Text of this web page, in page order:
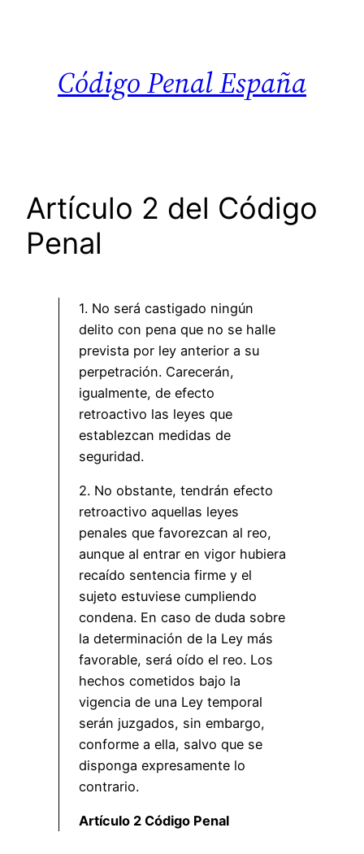
Código Penal España
Artículo 2 del Código
Penal
1. No será castigado ningún
delito con pena que no se halle
prevista por ley anterior a su
perpetración. Carecerán,
igualmente, de efecto
retroactivo las leyes que
establezcan medidas de
seguridad.
2. No obstante, tendrán efecto
retroactivo aquellas leyes
penales que favorezcan al reo,
aunque al entrar en vigor hubiera
recaído sentencia firme y el
sujeto estuviese cumpliendo
condena. En caso de duda sobre
la determinación de la Ley más
favorable, será oído el reo. Los
hechos cometidos bajo la
vigencia de una Ley temporal
serán juzgados, sin embargo,
conforme a ella, salvo que se
disponga expresamente lo
contrario.
Artículo 2 Código Penal